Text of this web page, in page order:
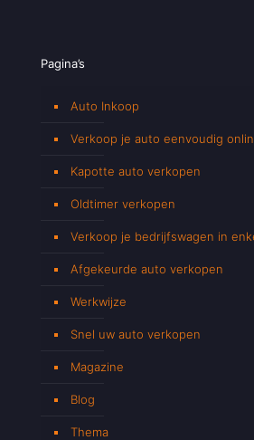
Pagina’s
Auto Inkoop
Verkoop je auto eenvoudig
Kapotte auto verkopen
Oldtimer verkopen
Verkoop je bedrijfswagen in
Afgekeurde auto verkopen
Werkwijze
Snel uw auto verkopen
Magazine
Blog
Thema